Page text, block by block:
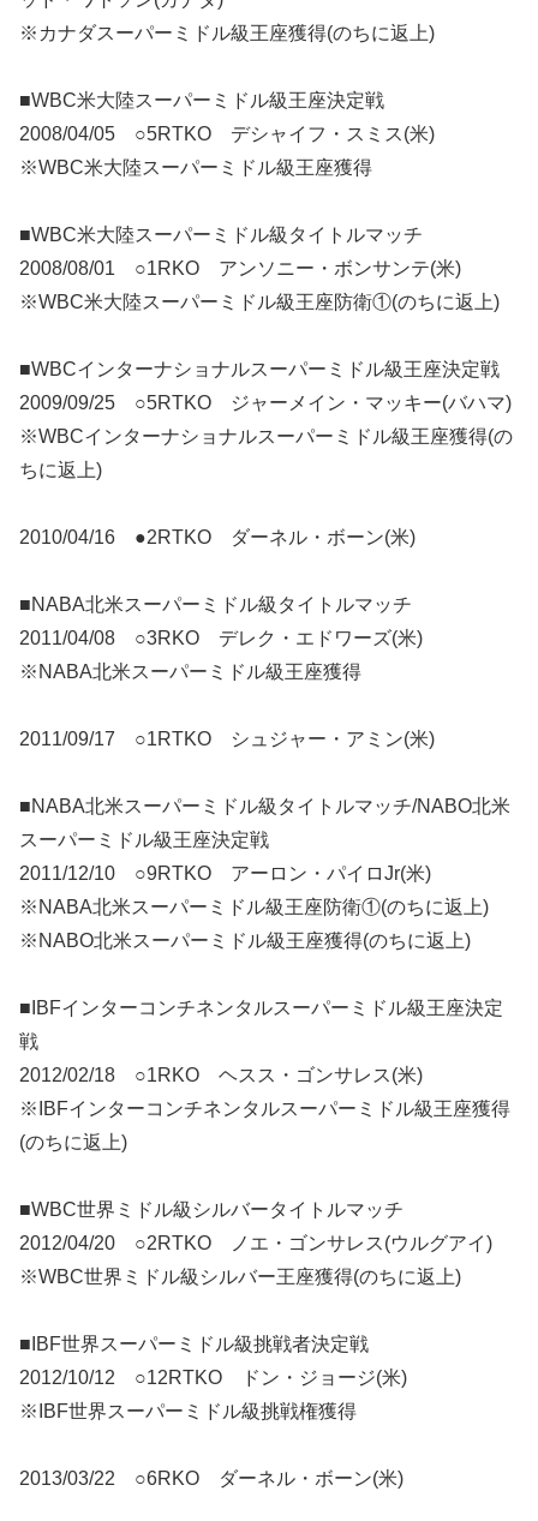
※カナダスーパーミドル級王座獲得(のちに返上)
■WBC米大陸スーパーミドル級王座決定戦
2008/04/05 ○5RTKO デシャイフ・スミス(米)
※WBC米大陸スーパーミドル級王座獲得
■WBC米大陸スーパーミドル級タイトルマッチ
2008/08/01 ○1RKO アンソニー・ボンサンテ(米)
※WBC米大陸スーパーミドル級王座防衛①(のちに返上)
■WBCインターナショナルスーパーミドル級王座決定戦
2009/09/25 ○5RTKO ジャーメイン・マッキー(バハマ)
※WBCインターナショナルスーパーミドル級王座獲得(の
ちに返上)
2010/04/16 ●2RTKO ダーネル・ボーン(米)
■NABA北米スーパーミドル級タイトルマッチ
2011/04/08 ○3RKO デレク・エドワーズ(米)
※NABA北米スーパーミドル級王座獲得
2011/09/17 ○1RTKO シュジャー・アミン(米)
■NABA北米スーパーミドル級タイトルマッチ/NABO北米
スーパーミドル級王座決定戦
2011/12/10 ○9RTKO アーロン・パイロJr(米)
※NABA北米スーパーミドル級王座防衛①(のちに返上)
※NABO北米スーパーミドル級王座獲得(のちに返上)
■IBFインターコンチネンタルスーパーミドル級王座決定
戦
2012/02/18 ○1RKO ヘスス・ゴンサレス(米)
※IBFインターコンチネンタルスーパーミドル級王座獲得
(のちに返上)
■WBC世界ミドル級シルバータイトルマッチ
2012/04/20 ○2RTKO ノエ・ゴンサレス(ウルグアイ)
※WBC世界ミドル級シルバー王座獲得(のちに返上)
■IBF世界スーパーミドル級挑戦者決定戦
2012/10/12 ○12RTKO ドン・ジョージ(米)
※IBF世界スーパーミドル級挑戦権獲得
2013/03/22 ○6RKO ダーネル・ボーン(米)